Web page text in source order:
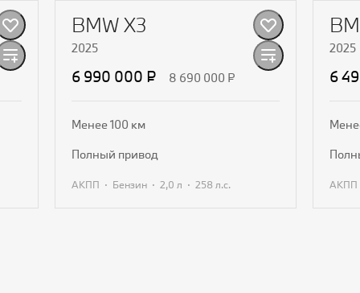
BMW X3
2025
6 990 000 ₽ 8 690 000 ₽
Менее 100 км
полный привод
АКПП · Бензин· 2,0 л · 258 л.с.
2025
6
АКПП